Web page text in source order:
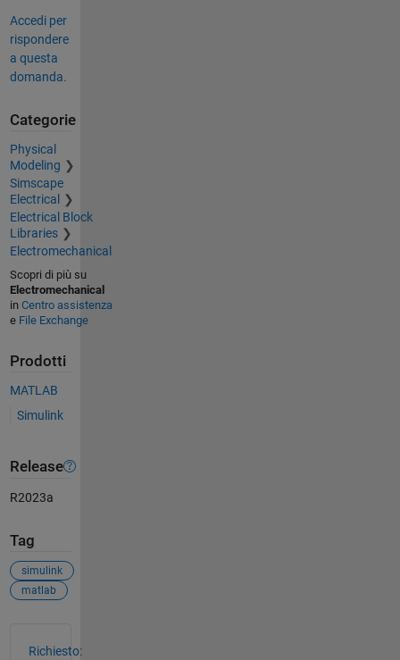
Accedi per
rispondere
a questa
domanda.
Categorie
Physical
Modeling
Simscape
Electrical
Electrical Block
Libraries
Electromechanical
Scopri di più su
Electromechanical
in Centro assistenza
e File Exchange
Prodotti
MATLAB
Simulink
Release
R2023a
Tag
simulink
matlab
Richiesto: